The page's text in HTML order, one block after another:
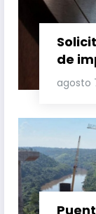
de
agosto